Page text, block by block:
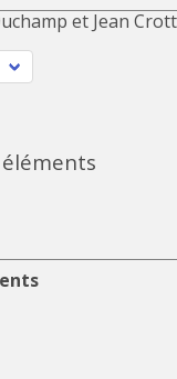
et Jean